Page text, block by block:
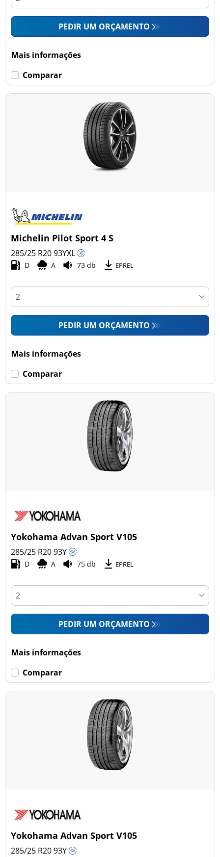
PEDIR UM ORÇAMENTO
Mais informações
Comparar
Michelin Pilot Sport 4 S
285/25 R2093YXL
D A 73 db EPREL
PEDIR UM ORÇAMENTO
Mais informações
Comparar
Yokohama Advan Sport V105
285/25 R2093Y
D A 75 db EPREL
PEDIR UM ORÇAMENTO
Mais informações
Comparar
Yokohama Advan Sport V105
285/25 R2093Y